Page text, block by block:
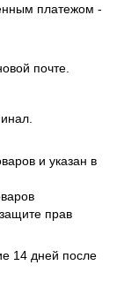
платежом -
почте.
и указан в
прав
14 дней после